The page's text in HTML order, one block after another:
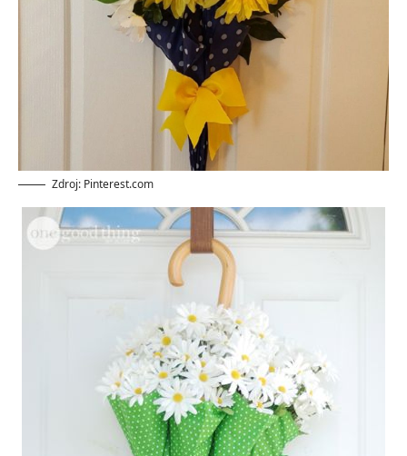
Zdroj: Pinterest.com